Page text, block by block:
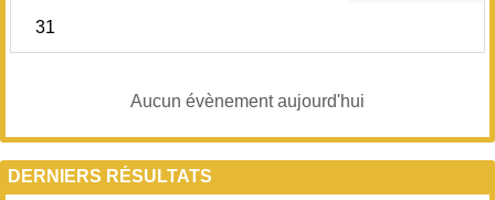
31
Aucun évènement aujourd'hui
DERNIERS RÉSULTATS